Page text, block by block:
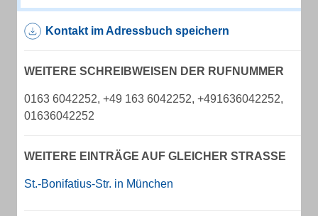
Kontakt im Adressbuch speichern
WEITERE SCHREIBWEISEN DER RUFNUMMER
0163 6042252, +49 163 6042252, +491636042252,
01636042252
WEITERE EINTRÄGE AUF GLEICHER STRASSE
St.-Bonifatius-Str. in München